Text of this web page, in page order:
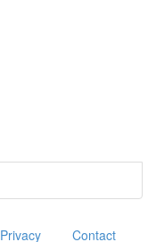
Privacy Contact